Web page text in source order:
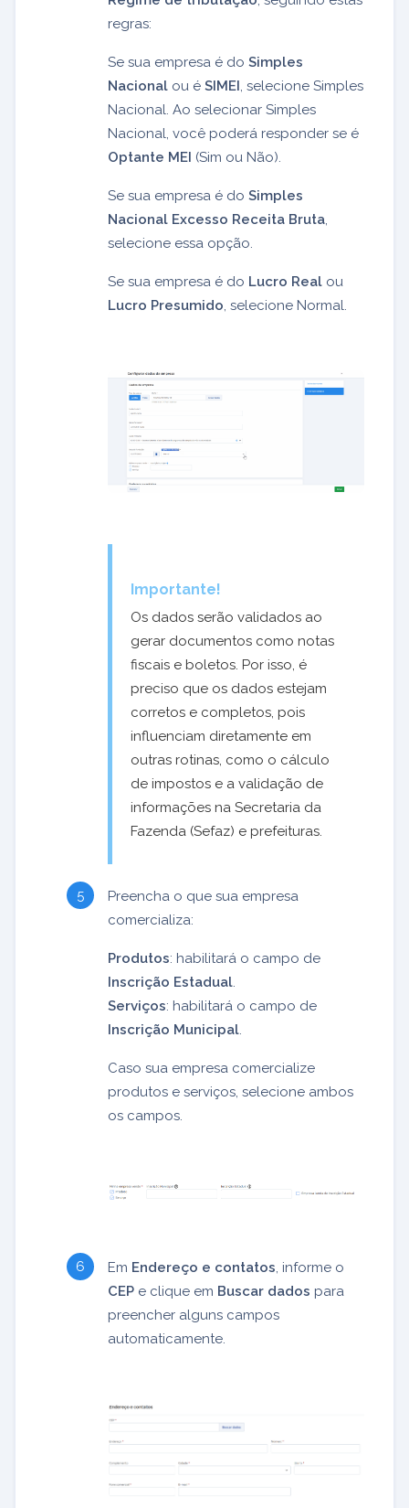
regras:
Se sua empresa é do Simples
Nacional ou é SIMEI, selecione Simples
Nacional. Ao selecionar Simples
Nacional, você poderá responder se é
Optante MEI (Sim ou Não).
Se sua empresa é do Simples
Nacional Excesso Receita Bruta,
selecione essa opção.
Se sua empresa é do Lucro Real ou
Lucro Presumido, selecione Normal.
Importante!
Os dados serão validados ao
gerar documentos como notas
fiscais e boletos. Por isso, é
preciso que os dados estejam
corretos e completos, pois
influenciam diretamente em
outras rotinas, como o cálculo
de impostos e a validação de
informações na Secretaria da
Fazenda (Sefaz) e prefeituras.
Preencha o que sua empresa
comercializa:
Produtos: habilitará o campo de
Inscrição Estadual.
Serviços: habilitará o campo de
Inscrição Municipal.
Caso sua empresa comercialize
produtos e serviços, selecione ambos
os campos.
Em Endereço e contatos , informe o
CEP e clique em Buscar dados para
preencher alguns campos
automaticamente.